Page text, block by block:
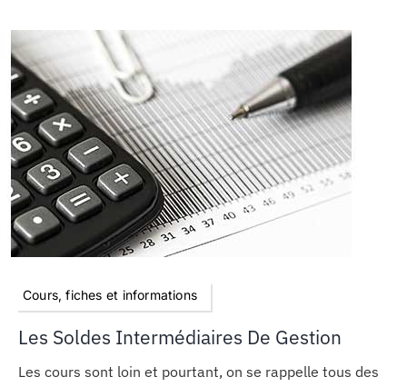
LE KIOSQUE
MON COMPTE
PANIER
STUDORIA
Cours, fiches et informations
Les Soldes Intermédiaires De Gestion
Les cours sont loin et pourtant, on se rappelle tous des